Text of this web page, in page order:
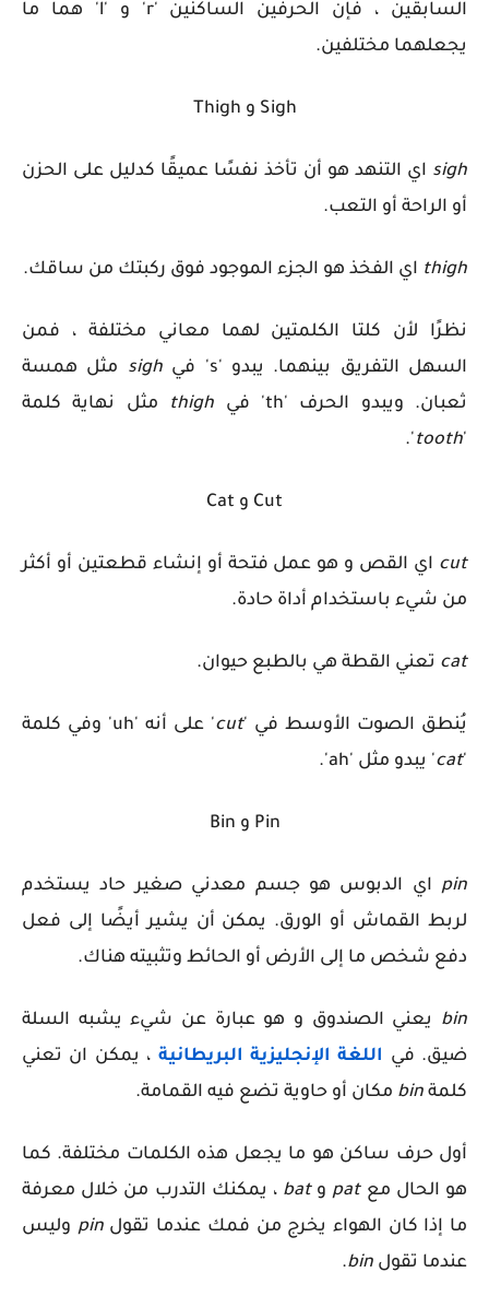
السابقين ، فإن الحرفين الساكنين 'r' و 'l' هما ما
يجعلهما مختلفين.
Sigh و Thigh
sigh اي التنهد هو أن تأخذ نفسًا عميقًا كدليل على الحزن
أو الراحة أو التعب.
thigh اي الفخذ هو الجزء الموجود فوق ركبتك من ساقك.
نظرًا لأن كلتا الكلمتين لهما معاني مختلفة ، فمن
السهل التفريق بينهما. يبدو 's' في
sigh
مثل همسة
ثعبان. ويبدو الحرف 'th' في
thigh
مثل نهاية كلمة
'
tooth
'.
Cut و Cat
cut اي القص و هو عمل فتحة أو إنشاء قطعتين أو أكثر
من شيء باستخدام أداة حادة.
cat تعني القطة هي بالطبع حيوان.
يُنطق الصوت الأوسط في 'cut
' على أنه 'uh' وفي كلمة
'
cat' يبدو مثل 'ah'.
Pin و Bin
pin اي الدبوس هو جسم معدني صغير حاد يستخدم
لربط القماش أو الورق. يمكن أن يشير أيضًا إلى فعل
دفع شخص ما إلى الأرض أو الحائط وتثبيته هناك.
bin يعني الصندوق و هو عبارة عن شيء يشبه السلة
ضيق. في اللغة الإنجليزية البريطانية ، يمكن ان تعني
كلمة bin مكان أو حاوية تضع فيه القمامة.
أول حرف ساكن هو ما يجعل هذه الكلمات مختلفة. كما
هو الحال معpat وbat ، يمكنك التدرب من خلال معرفة
ما إذا كان الهواء يخرج من فمك عندما تقولpin وليس
عندما تقول bin
.